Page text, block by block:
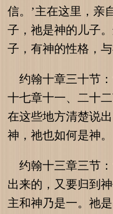
信。’主在这里，亲
子，祂是神的儿子
子，有神的性格，与
约翰十章三十节
十七章十一、二十
在这些地方清楚说
神，祂也如何是神。
约翰十三章三节
出来的，又要归到
主和神乃是一。祂